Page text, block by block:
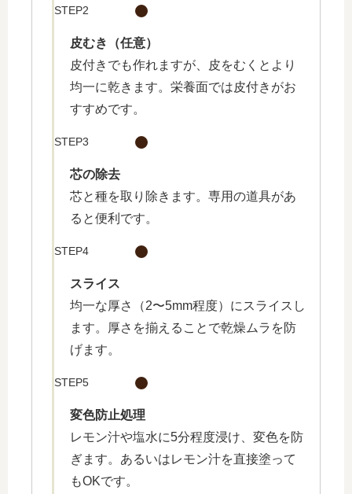
STEP2
皮むき（任意）
皮付きでも作れますが、皮をむくとより
均一に乾きます。栄養面では皮付きがお
すすめです。
STEP3
芯の除去
芯と種を取り除きます。専用の道具があ
ると便利です。
STEP4
スライス
均一な厚さ（2〜5mm程度）にスライスし
ます。厚さを揃えることで乾燥ムラを防
げます。
STEP5
変色防止処理
レモン汁や塩水に5分程度浸け、変色を防
ぎます。あるいはレモン汁を直接塗って
もOKです。